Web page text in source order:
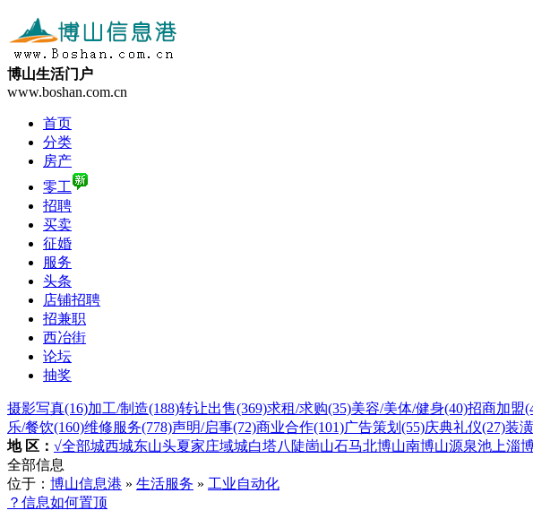
博山生活门户
www.boshan.com.cn
首页
分类
房产
零工
招聘
买卖
征婚
服务
头条
店铺招聘
招兼职
西冶街
论坛
抽奖
摄影写真(16)加工/制造(188)转让出售(369)求租/求购(35)美容/美体/健身(40)招商加盟
乐/餐饮(160)维修服务(778)声明/启事(72)商业合作(101)广告策划 (55)庆典礼仪(27)装
地 区： √全部城西城东山头夏家庄域城白塔八陡崮山石马北博山南博山源泉池上淄
全部信息
位于： 博山信息港 » 生活服务 » 工业自动化
？信息如何置顶